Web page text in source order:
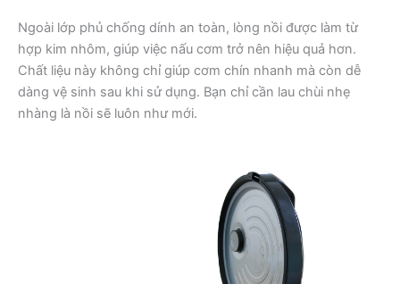
Ngoài lớp phủ chống dính an toàn, lòng nồi được làm từ
hợp kim nhôm, giúp việc nấu cơm trở nên hiệu quả hơn.
Chất liệu này không chỉ giúp cơm chín nhanh mà còn dễ
dàng vệ sinh sau khi sử dụng. Bạn chỉ cần lau chùi nhẹ
nhàng là nồi sẽ luôn như mới.